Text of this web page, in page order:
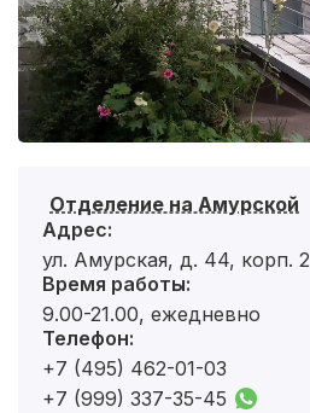
Отделение на Амурской
Адрес:
ул. Амурская, д. 44, корп. 2
Время работы:
9.00-21.00, ежедневно
Телефон:
+7 (495) 462-01-03
+7 (999) 337-35-45